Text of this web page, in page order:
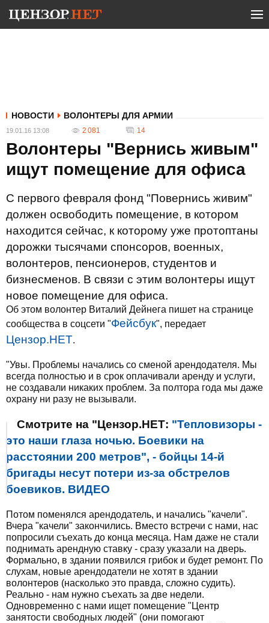
НОВОСТИ ВОЛОНТЕРЫ ДЛЯ АРМИИ
19.01.16 13:08 2 081 14
Волонтеры "Вернись живым"
ищут помещение для офиса
С первого февраля фонд "Повернись живим"
должен освободить помещение, в котором
находится сейчас, к которому уже протоптаны
дорожки тысячами спонсоров, военных,
волонтеров, пенсионеров, студентов и
бизнесменов. В связи с этим волонтеры ищут
новое помещение для офиса.
Об этом волонтер Виталий Дейнега пишет на странице
сообщества в соцсети "Фейсбук", передает
Цензор.НЕТ.
"Увы. Проблемы начались со сменой арендодателя. Мы
всегда полностью и в срок оплачивали аренду и услуги,
не создавали никаких проблем. За полтора года мы даже
охрану ни разу не вызывали.
Смотрите на "Цензор.НЕТ: "Тепловизоры -
это наши глаза ночью. Боевики на
расстоянии 200 метров", - бойцы 14-й
бригады несут потери из-за обстрелов
боевиков. ВИДЕО
Потом поменялся арендодатель, и начались "качели".
Вчера "качели" закончились. Вместо встречи с нами, нас
попросили съехать до конца месяца. Нам даже не стали
поднимать арендную ставку - сразу указали на дверь.
Формально, в здании появился грибок и будет ремонт. По
слухам, новые арендодатели не хотят в здании
волонтеров (насколько это правда, сложно судить).
Реально - нам нужно съехать за две недели.
Одновременно с нами ищет помещение "Центр
занятости свободных людей" (они помогают